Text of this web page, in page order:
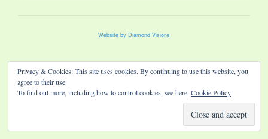
Website by Diamond Visions
Privacy & Cookies: This site uses cookies. By continuing to use this website, you
agree to their use.
To find out more, including how to control cookies, see here:Cookie Policy